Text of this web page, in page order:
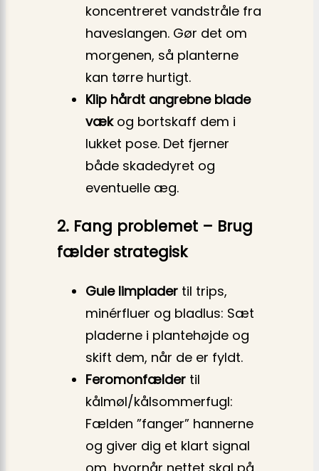
koncentreret vandstråle fra
haveslangen. Gør det om
morgenen, så planterne
kan tørre hurtigt.
Klip hårdt angrebne blade
vækog bortskaff dem i
lukket pose. Det fjerner
både skadedyret og
eventuelle æg.
2. Fang problemet – Brug
fælder strategisk
Gule limplader til trips,
minérfluer og bladlus: Sæt
pladerne i plantehøjde og
skift dem, når de er fyldt.
Feromonfælder til
kålmøl/kålsommerfugl:
Fælden ”fanger” hannerne
og giver dig et klart signal